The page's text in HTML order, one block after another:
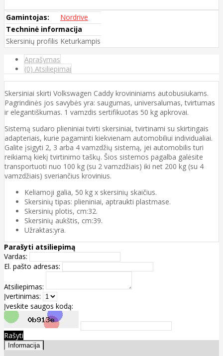
Gamintojas:
Nordrive
Techninė informacija
Skersinių profilis Keturkampis
Aprašymas
(0) Atsiliepimai
Skersiniai skirti Volkswagen Caddy krovininiams autobusiukams.
Pagrindinės jos savybės yra: saugumas, universalumas, tvirtumas
ir elegantiškumas. 1 vamzdis sertifikuotas 50 kg apkrovai.
Sistemą sudaro plieniniai tvirti skersiniai, tvirtinami su skirtingais
adapteriais, kurie pagaminti kiekvienam automobiliui individualiai.
Galite įsigyti 2, 3 arba 4 vamzdžių sistemą, jei automobilis turi
reikiamą kiekį tvirtinimo taškų. Šios sistemos pagalba galėsite
transportuoti nuo 100 kg (su 2 vamzdžiais) iki net 200 kg (su 4
vamzdžiais) sveriančius krovinius.
Keliamoji galia, 50 kg x skersinių skaičius.
Skersinių tipas: plieniniai, aptraukti plastmase.
Skersinių plotis, cm:32.
Skersinių aukštis, cm:39.
Užraktas:yra.
Parašyti atsiliepimą
Vardas:
El. pašto adresas:
Atsiliepimas:
Įvertinimas:
Įveskite saugos kodą:
Rašyti
Informacija